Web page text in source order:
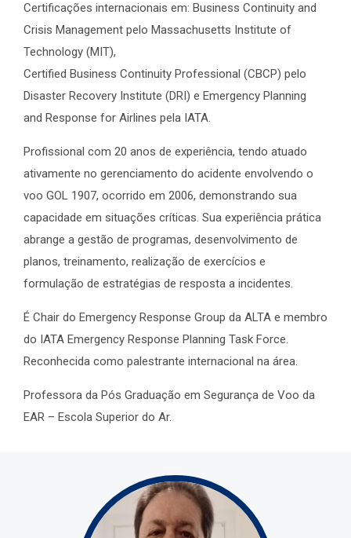
Certificações internacionais em: Business Continuity and
Crisis Management pelo Massachusetts Institute of
Technology (MIT),
Certified Business Continuity Professional (CBCP) pelo
Disaster Recovery Institute (DRI) e Emergency Planning
and Response for Airlines pela IATA.
Profissional com 20 anos de experiência, tendo atuado
ativamente no gerenciamento do acidente envolvendo o
voo GOL 1907, ocorrido em 2006, demonstrando sua
capacidade em situações críticas. Sua experiência prática
abrange a gestão de programas, desenvolvimento de
planos, treinamento, realização de exercícios e
formulação de estratégias de resposta a incidentes.
É Chair do Emergency Response Group da ALTA e membro
do IATA Emergency Response Planning Task Force.
Reconhecida como palestrante internacional na área.
Professora da Pós Graduação em Segurança de Voo da
EAR – Escola Superior do Ar.